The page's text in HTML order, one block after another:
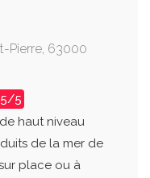
Pierre, 63000
5
haut niveau
de la mer de
place ou à